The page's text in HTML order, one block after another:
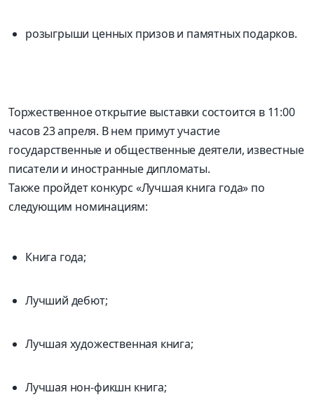
розыгрыши ценных призов и памятных подарков.
Торжественное открытие выставки состоится в 11:00
часов 23 апреля. В нем примут участие
государственные и общественные деятели, известные
писатели и иностранные дипломаты.
Также пройдет конкурс «Лучшая книга года» по
следующим номинациям:
Книга года;
Лучший дебют;
Лучшая художественная книга;
Лучшая нон-фикшн книга;